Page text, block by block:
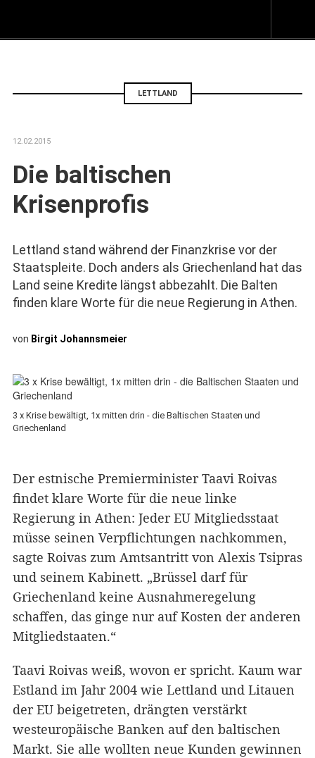
LETTLAND
12.02.2015
Die baltischen
Krisenprofis
Lettland stand während der Finanzkrise vor der
Staatspleite. Doch anders als Griechenland hat das
Land seine Kredite längst abbezahlt. Die Balten
finden klare Worte für die neue Regierung in Athen.
von Birgit Johannsmeier
3 x Krise bewältigt, 1x mitten drin - die Baltischen Staaten und
Griechenland
Der estnische Premierminister Taavi Roivas
findet klare Worte für die neue linke
Regierung in Athen: Jeder EU Mitgliedsstaat
müsse seinen Verpflichtungen nachkommen,
sagte Roivas zum Amtsantritt von Alexis Tsipras
und seinem Kabinett. „Brüssel darf für
Griechenland keine Ausnahmeregelung
schaffen, das ginge nur auf Kosten der anderen
Mitgliedstaaten.“
Taavi Roivas weiß, wovon er spricht. Kaum war
Estland im Jahr 2004 wie Lettland und Litauen
der EU beigetreten, drängten verstärkt
westeuropäische Banken auf den baltischen
Markt. Sie alle wollten neue Kunden gewinnen